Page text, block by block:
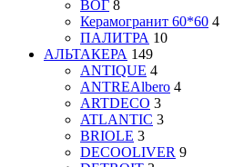
ВОГ 8
Керамогранит 60*60 4
ПАЛИТРА 10
АЛЬТАКЕРА 149
ANTIQUE 4
ANTREAlbero 4
ARTDECO 3
ATLANTIC 3
BRIOLE 3
DECOOLIVER 9